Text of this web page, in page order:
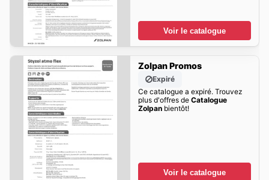
Voir le catalogue
Zolpan Promos
Expiré
Ce catalogue a expiré. Trouvez
plus d'offres de Catalogue
Zolpanbientôt!
Voir le catalogue